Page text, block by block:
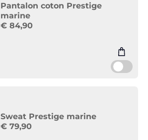
Pantalon coton Prestige
marine
€ 84,90
Sweat Prestige marine
€ 79,90